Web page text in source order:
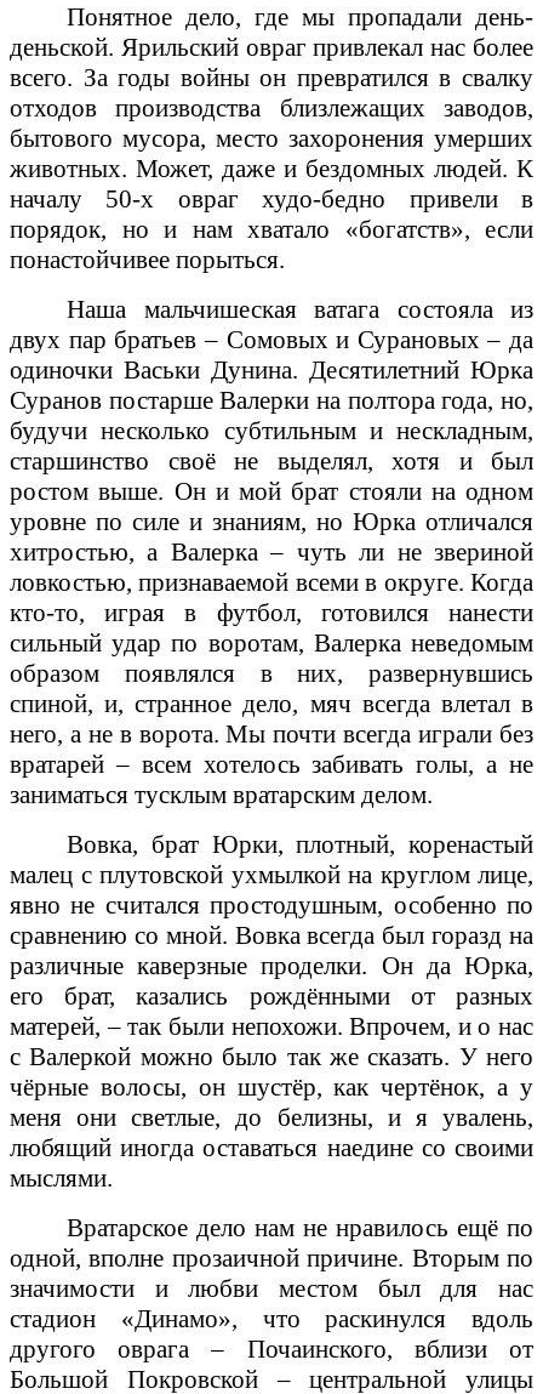
Понятное дело, где мы пропадали день-
деньской. Ярильский овраг привлекал нас более
всего. За годы войны он превратился в свалку
отходов производства близлежащих заводов,
бытового мусора, место захоронения умерших
животных. Может, даже и бездомных людей. К
началу 50-х овраг худо-бедно привели в
порядок, но и нам хватало «богатств», если
понастойчивее порыться.
Наша мальчишеская ватага состояла из
двух пар братьев – Сомовых и Сурановых – да
одиночки Васьки Дунина. Десятилетний Юрка
Суранов постарше Валерки на полтора года, но,
будучи несколько субтильным и нескладным,
старшинство своё не выделял, хотя и был
ростом выше. Он и мой брат стояли на одном
уровне по силе и знаниям, но Юрка отличался
хитростью, а Валерка – чуть ли не звериной
ловкостью, признаваемой всеми в округе. Когда
кто-то, играя в футбол, готовился нанести
сильный удар по воротам, Валерка неведомым
образом появлялся в них, развернувшись
спиной, и, странное дело, мяч всегда влетал в
него, а не в ворота. Мы почти всегда играли без
вратарей – всем хотелось забивать голы, а не
заниматься тусклым вратарским делом.
Вовка, брат Юрки, плотный, коренастый
малец с плутовской ухмылкой на круглом лице,
явно не считался простодушным, особенно по
сравнению со мной. Вовка всегда был горазд на
различные каверзные проделки. Он да Юрка,
его брат, казались рождёнными от разных
матерей, – так были непохожи. Впрочем, и о нас
с Валеркой можно было так же сказать. У него
чёрные волосы, он шустёр, как чертёнок, а у
меня они светлые, до белизны, и я увалень,
любящий иногда оставаться наедине со своими
мыслями.
Вратарское дело нам не нравилось ещё по
одной, вполне прозаичной причине. Вторым по
значимости и любви местом был для нас
стадион «Динамо», что раскинулся вдоль
другого оврага – Почаинского, вблизи от
Большой Покровской – центральной улицы